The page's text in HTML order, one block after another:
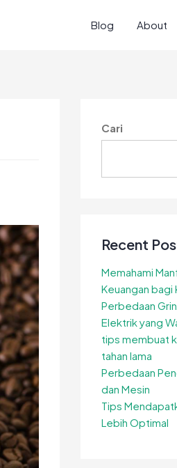
Blog About
Cari
Recent
Memahami
Keuangan bagi
Perbedaan
Elektrik yang
tips membuat
tahan lama
Perbedaan
dan Mesin
Tips
Lebih Optimal